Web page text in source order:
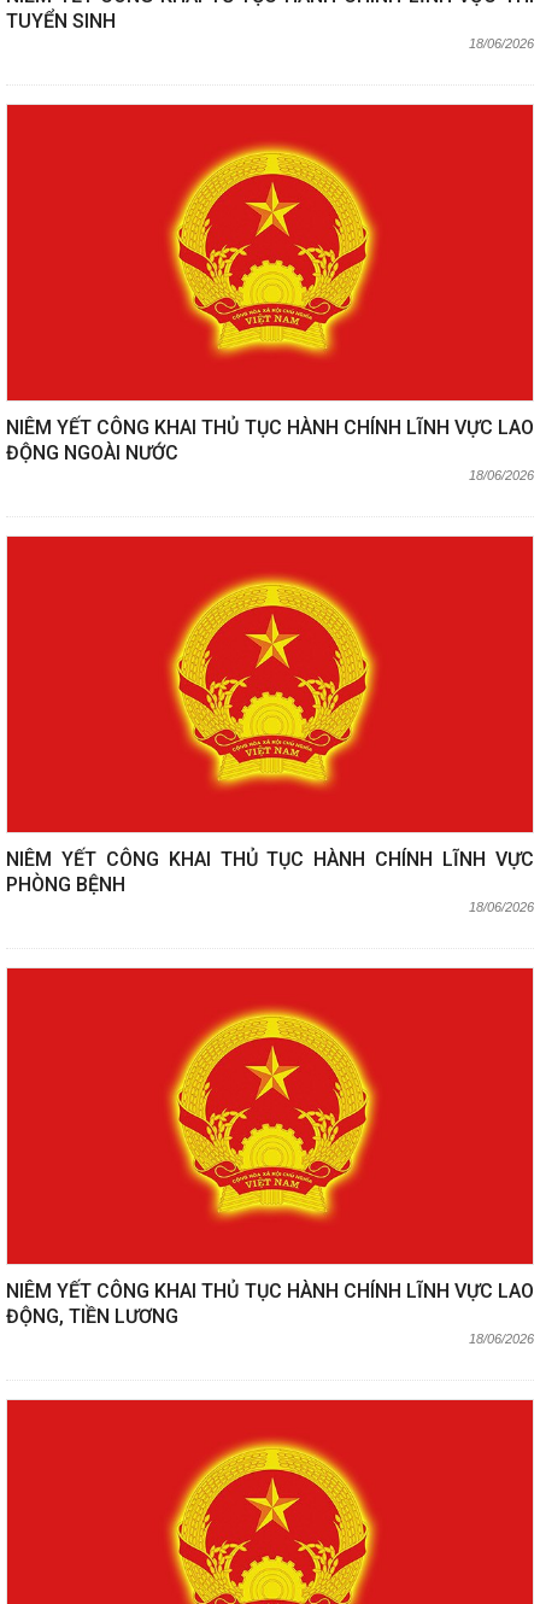
TUYỂN SINH
18/06/2026
NIÊM YẾT CÔNG KHAI THỦ TỤC HÀNH CHÍNH LĨNH VỰC LAO
ĐỘNG NGOÀI NƯỚC
18/06/2026
NIÊM YẾT CÔNG KHAI THỦ TỤC HÀNH CHÍNH LĨNH VỰC
PHÒNG BỆNH
18/06/2026
NIÊM YẾT CÔNG KHAI THỦ TỤC HÀNH CHÍNH LĨNH VỰC LAO
ĐỘNG, TIỀN LƯƠNG
18/06/2026